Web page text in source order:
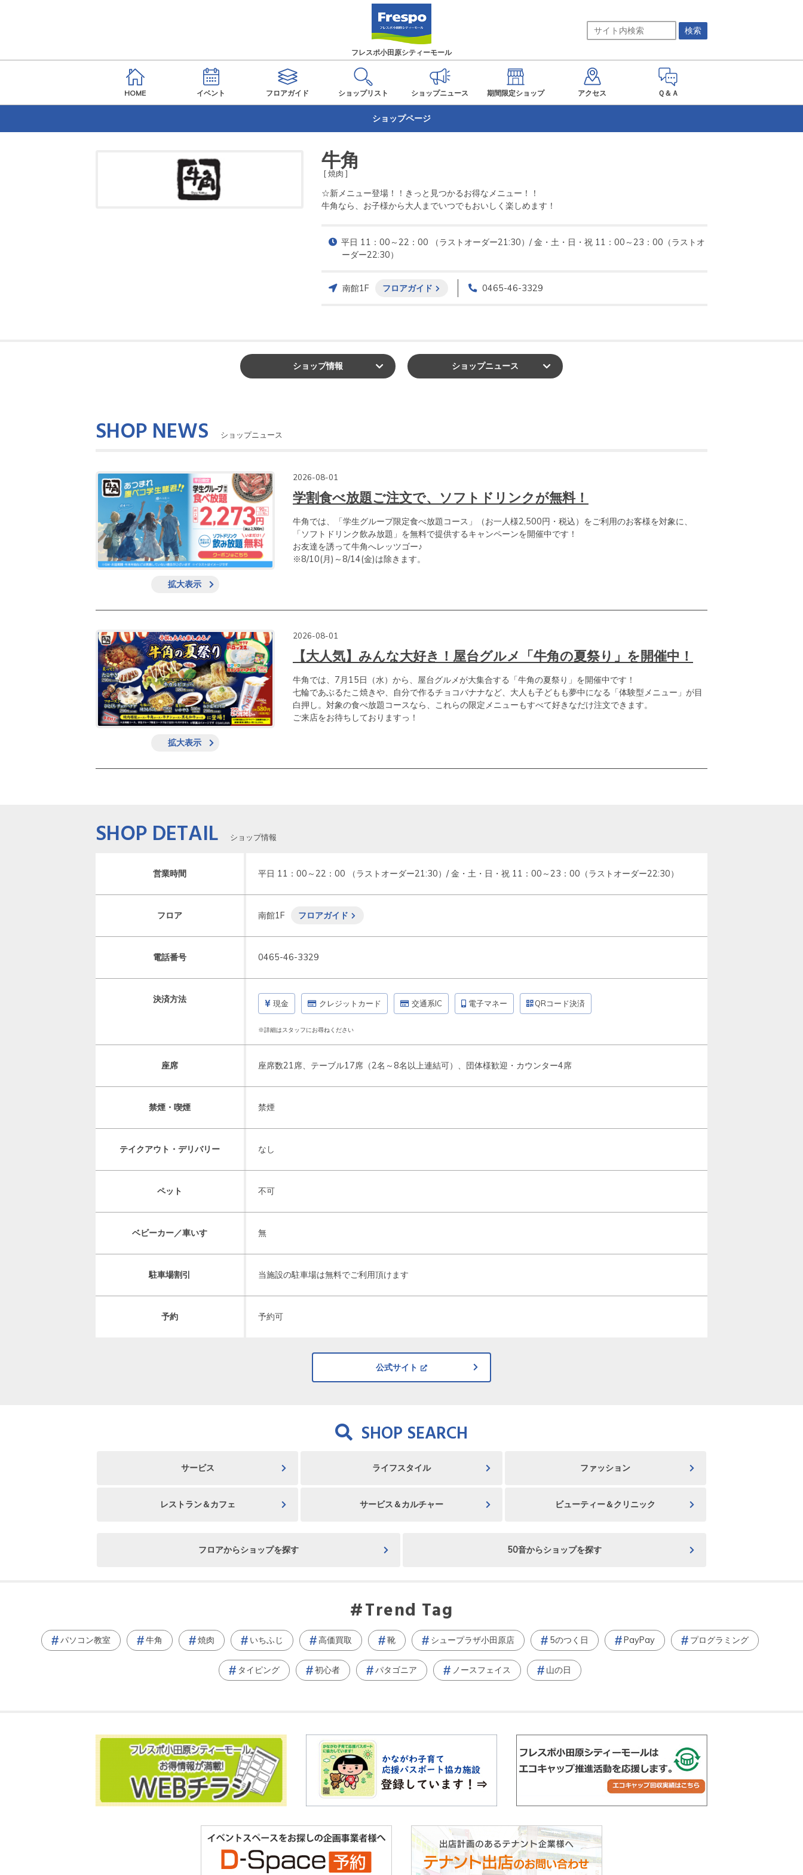
フレスポ小田原シティーモール
HOME イベント フロアガイド ショップリスト ショップニュース 期間限定ショップ アクセス Ｑ＆Ａ
ショップページ
牛角
[ 焼肉 ]
☆新メニュー登場！！きっと見つかるお得なメニュー！！
牛角なら、お子様から大人までいつでもおいしく楽しめます！
平日 11：00～22：00 （ラストオーダー21:30）/ 金・土・日・祝 11：00～23：00（ラストオ
ーダー22:30）
南館1F フロアガイド 0465-46-3329
ショップ情報 ショップニュース
SHOP NEWS ショップニュース
拡大表示
2026-08-01
学割食べ放題ご注文で、ソフトドリンクが無料！
牛角では、「学生グループ限定食べ放題コース」（お一人様2,500円・税込）をご利用のお客様を対象に、
「ソフトドリンク飲み放題」を無料で提供するキャンペーンを開催中です！
お友達を誘って牛角へレッツゴー♪
※8/10(月)～8/14(金)は除きます。
拡大表示
2026-08-01
【大人気】みんな大好き！屋台グルメ「牛角の夏祭り」を開催中！
牛角では、7月15日（水）から、屋台グルメが大集合する「牛角の夏祭り」を開催中です！
七輪であぶるたこ焼きや、自分で作るチョコバナナなど、大人も子どもも夢中になる「体験型メニュー」が目
白押し。対象の食べ放題コースなら、これらの限定メニューもすべて好きなだけ注文できます。
ご来店をお待ちしておりますっ！
SHOP DETAIL ショップ情報
営業時間 平日 11：00～22：00 （ラストオーダー21:30）/ 金・土・日・祝 11：00～23：00（ラストオーダー22:30）
フロア 南館1F フロアガイド
電話番号 0465-46-3329
決済方法 現金 クレジットカード 交通系IC 電子マネー QRコード決済
※詳細はスタッフにお尋ねください
座席 座席数21席、テーブル17席（2名～8名以上連結可）、団体様歓迎・カウンター4席
禁煙・喫煙 禁煙
テイクアウト・デリバリー なし
ペット 不可
ベビーカー／車いす 無
駐車場割引 当施設の駐車場は無料でご利用頂けます
予約 予約可
公式サイト
SHOP SEARCH
サービス ライフスタイル ファッション
レストラン＆カフェ サービス＆カルチャー ビューティー＆クリニック
フロアからショップを探す 50音からショップを探す
Trend Tag
パソコン教室 牛角 焼肉 いちふじ 高価買取 靴 シュープラザ小田原店 5のつく日 PayPay プログラミング
タイピング 初心者 パタゴニア ノースフェイス 山の日